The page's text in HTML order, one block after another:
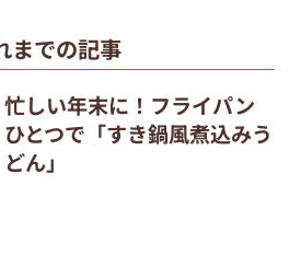
までの記事
忙しい年末に！フライパン
ひとつで「すき鍋風煮込みう
どん」